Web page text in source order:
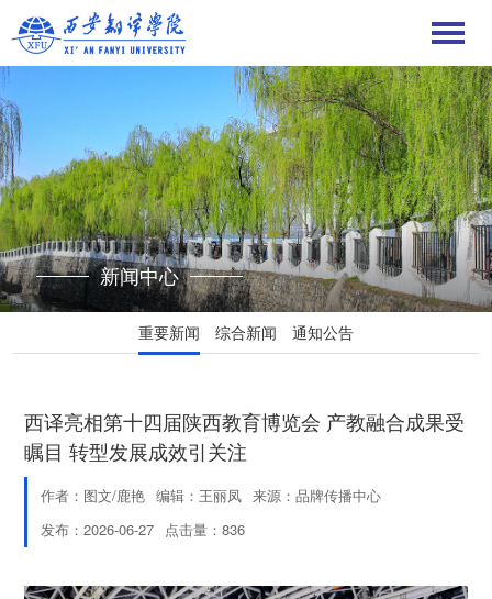
新闻中心
重要新闻 综合新闻 通知公告
西译亮相第十四届陕西教育博览会 产教融合成果受
瞩目 转型发展成效引关注
作者：图文/鹿艳 编辑：王丽凤 来源：品牌传播中心
发布：2026-06-27 点击量： 836